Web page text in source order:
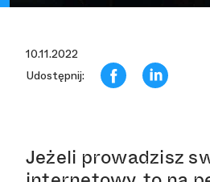
10.11.2022
Udostępnij:
Jeżeli prowadzisz